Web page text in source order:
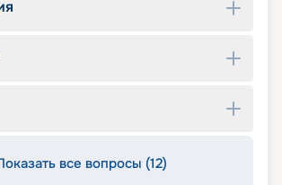
все вопросы (12)